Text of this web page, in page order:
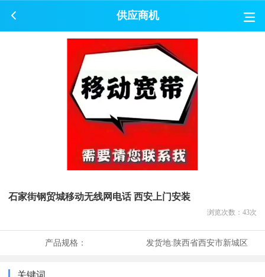
供应商机
石家街钢贸城移动无线网电话 西安上门安装
浏览次数： 43次
产品规格： 发货地:陕西省西安市新城区
关键词